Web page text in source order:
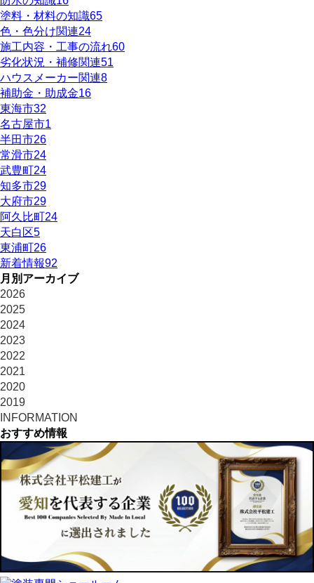
塗料・材料の知識65
色・色分け関連24
施工内容・工事の流れ60
劣化状況・補修関連51
ハウスメーカー関連8
補助金・助成金16
東海市32
名古屋市1
半田市26
常滑市24
武豊町24
知多市29
大府市29
阿久比町24
天白区5
東浦町26
新着情報92
月別アーカイブ
2026
2025
2024
2023
2022
2021
2020
2019
INFORMATION
おすすめ情報